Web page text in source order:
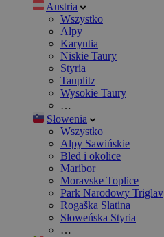
Austria
Wszystko
Alpy
Karyntia
Niskie Taury
Styria
Tauplitz
Wysokie Taury
…
Słowenia
Wszystko
Alpy Sawińskie
Bled i okolice
Maribor
Moravske Toplice
Park Narodowy Triglav
Rogaška Slatina
Słoweńska Styria
…